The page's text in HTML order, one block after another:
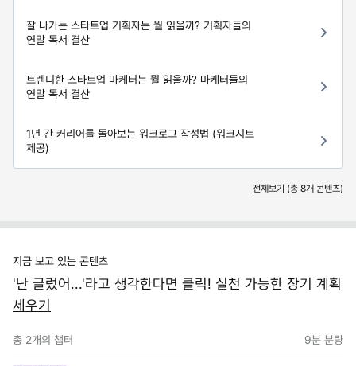
잘 나가는 스타트업 기획자는 뭘 읽을까? 기획자들의
연말 독서 결산
트렌디한 스타트업 마케터는 뭘 읽을까? 마케터들의
연말 독서 결산
1년 간 커리어를 돌아보는 워크로그 작성법 (워크시트
제공)
전체보기 (총 8개 콘텐츠)
지금 보고 있는 콘텐츠
'난 글렀어...'라고 생각한다면 클릭! 실천 가능한 장기 계획
세우기
총 2개의 챕터 9분 분량